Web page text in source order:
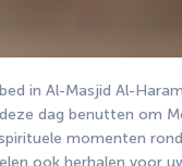
in Al-Masjid Al-
dag benutten om
momenten
ook herhalen voor